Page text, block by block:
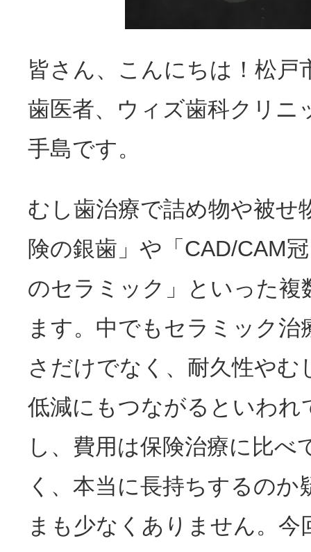
皆さん、こんにちは！松戸
歯医者、ウィズ歯科クリニ
手島です。
むし歯治療で詰め物や被せ
険の銀歯」や「CAD/CAM
のセラミック」といった複
ます。中でもセラミック治
さだけでなく、耐久性やむ
低減にもつながるといわれ
し、費用は保険治療に比べ
く、本当に長持ちするのか
まも少なくありません。今